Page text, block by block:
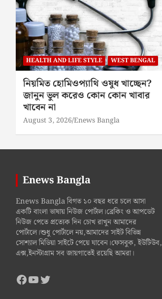
HEALTH AND LIFE STYLE WEST BENGAL
নিয়মিত হোমিওপ্যাথি ওষুধ খাচ্ছেন?
জানুন ভুল করেও কোন কোন খাবার
খাবেন না
August 3, 2026 Enews Bangla
Enews Bangla
Enews Bangla বিগত ১০ বছর ধরে চলে আসা
একটি বাংলা ভাষায় নিউজ পোর্টাল।ব্রেকিং ও আপডেট
নিউজ পেতে প্রত্যেক দিন চোখ রাখুন আমাদের
পোর্টালে।শুধু পোর্টালে নয়,আমাদের সাইট বিভিন্ন
সোশ্যাল মিডিয়া সাইটে পেয়ে যাবেন।ফেসবুক, ইউটিউব,
এক্স,ইনস্টাগ্রাম সব জায়গাতেই রয়েছি আমরা।
Facebook
YouTube
Twitter